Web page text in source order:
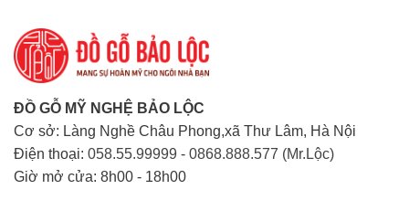
ĐỒ GỖ MỸ NGHỆ BẢO LỘC
Cơ sở: Làng Nghề Châu Phong,xã Thư Lâm, Hà Nội
Điện thoại: 058.55.99999 - 0868.888.577 (Mr.Lộc)
Giờ mở cửa: 8h00 - 18h00